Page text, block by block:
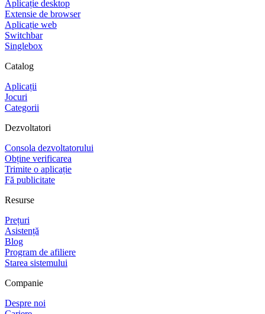
Aplicație desktop
Extensie de browser
Aplicație web
Switchbar
Singlebox
Catalog
Aplicații
Jocuri
Categorii
Dezvoltatori
Consola dezvoltatorului
Obține verificarea
Trimite o aplicație
Fă publicitate
Resurse
Prețuri
Asistență
Blog
Program de afiliere
Starea sistemului
Companie
Despre noi